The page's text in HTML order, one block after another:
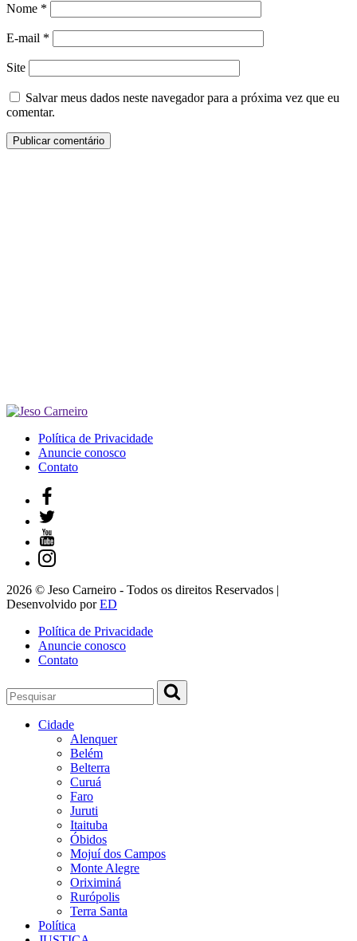
Nome *
E-mail *
Site
Salvar meus dados neste navegador para a próxima vez que eu
comentar.
Política de Privacidade
Anuncie conosco
Contato
2026 © Jeso Carneiro - Todos os direitos Reservados |
Desenvolvido porED
Política de Privacidade
Anuncie conosco
Contato
Cidade
Alenquer
Belém
Belterra
Curuá
Faro
Juruti
Itaituba
Óbidos
Mojuí dos Campos
Monte Alegre
Oriximiná
Rurópolis
Terra Santa
Política